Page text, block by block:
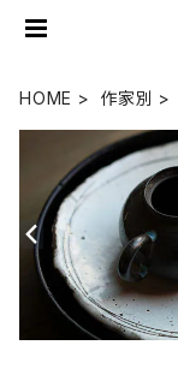
HOME 作家別